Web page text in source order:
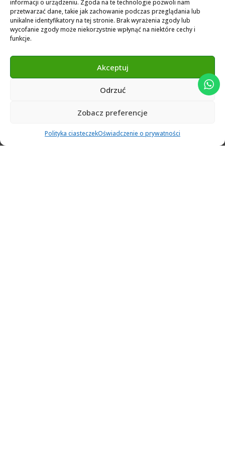
informacji o urządzeniu. Zgoda na te technologie pozwoli nam
przetwarzać dane, takie jak zachowanie podczas przeglądania lub
unikalne identyfikatory na tej stronie. Brak wyrażenia zgody lub
wycofanie zgody może niekorzystnie wpłynąć na niektóre cechy i
funkcje.
Akceptuj
Odrzuć
Zobacz preferencje
Polityka ciasteczekOświadczenie o prywatności
3Shape 2024 Library
Exocad 2024 Library
Novamind bredent blueski 2025
© 2024 Abutment Implants PL. All rights reserved
Menu